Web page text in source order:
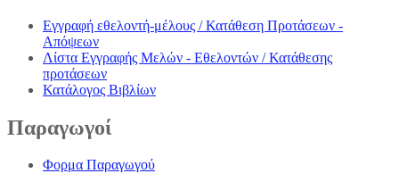
Εγγραφή εθελοντή-μέλους / Κατάθεση Προτάσεων -
Απόψεων
Λίστα Εγγραφής Μελών - Εθελοντών / Κατάθεσης
προτάσεων
Κατάλογος Βιβλίων
Παραγωγοί
Φορμα Παραγωγού